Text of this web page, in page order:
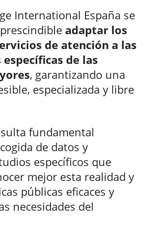
International España se
adaptar los
de atención a las
específicas de las
, garantizando una
especializada y libre
fundamental
de datos y
específicos que
mejor esta realidad y
públicas eficaces y
necesidades del